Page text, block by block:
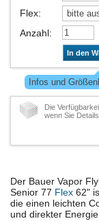
Flex:
Anzahl:
In den
Infos und
Die
wenn Sie
Der Bauer Vapor
Senior 77 Flex 62"
die einen leichten
und direkter